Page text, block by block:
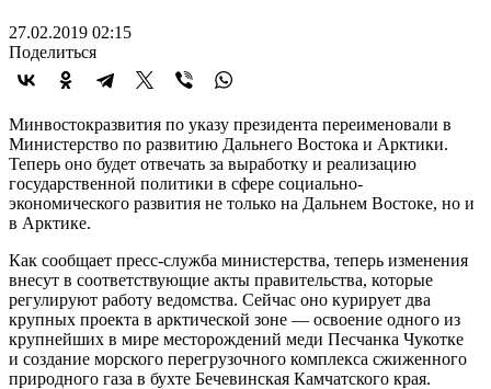
27.02.2019 02:15
Поделиться
Минвостокразвития по указу президента переименовали в
Министерство по развитию Дальнего Востока и Арктики.
Теперь оно будет отвечать за выработку и реализацию
государственной политики в сфере социально-
экономического развития не только на Дальнем Востоке, но и
в Арктике.
Как сообщает пресс-служба министерства, теперь изменения
внесут в соответствующие акты правительства, которые
регулируют работу ведомства. Сейчас оно курирует два
крупных проекта в арктической зоне — освоение одного из
крупнейших в мире месторождений меди Песчанка Чукотке
и создание морского перегрузочного комплекса сжиженного
природного газа в бухте Бечевинская Камчатского края.